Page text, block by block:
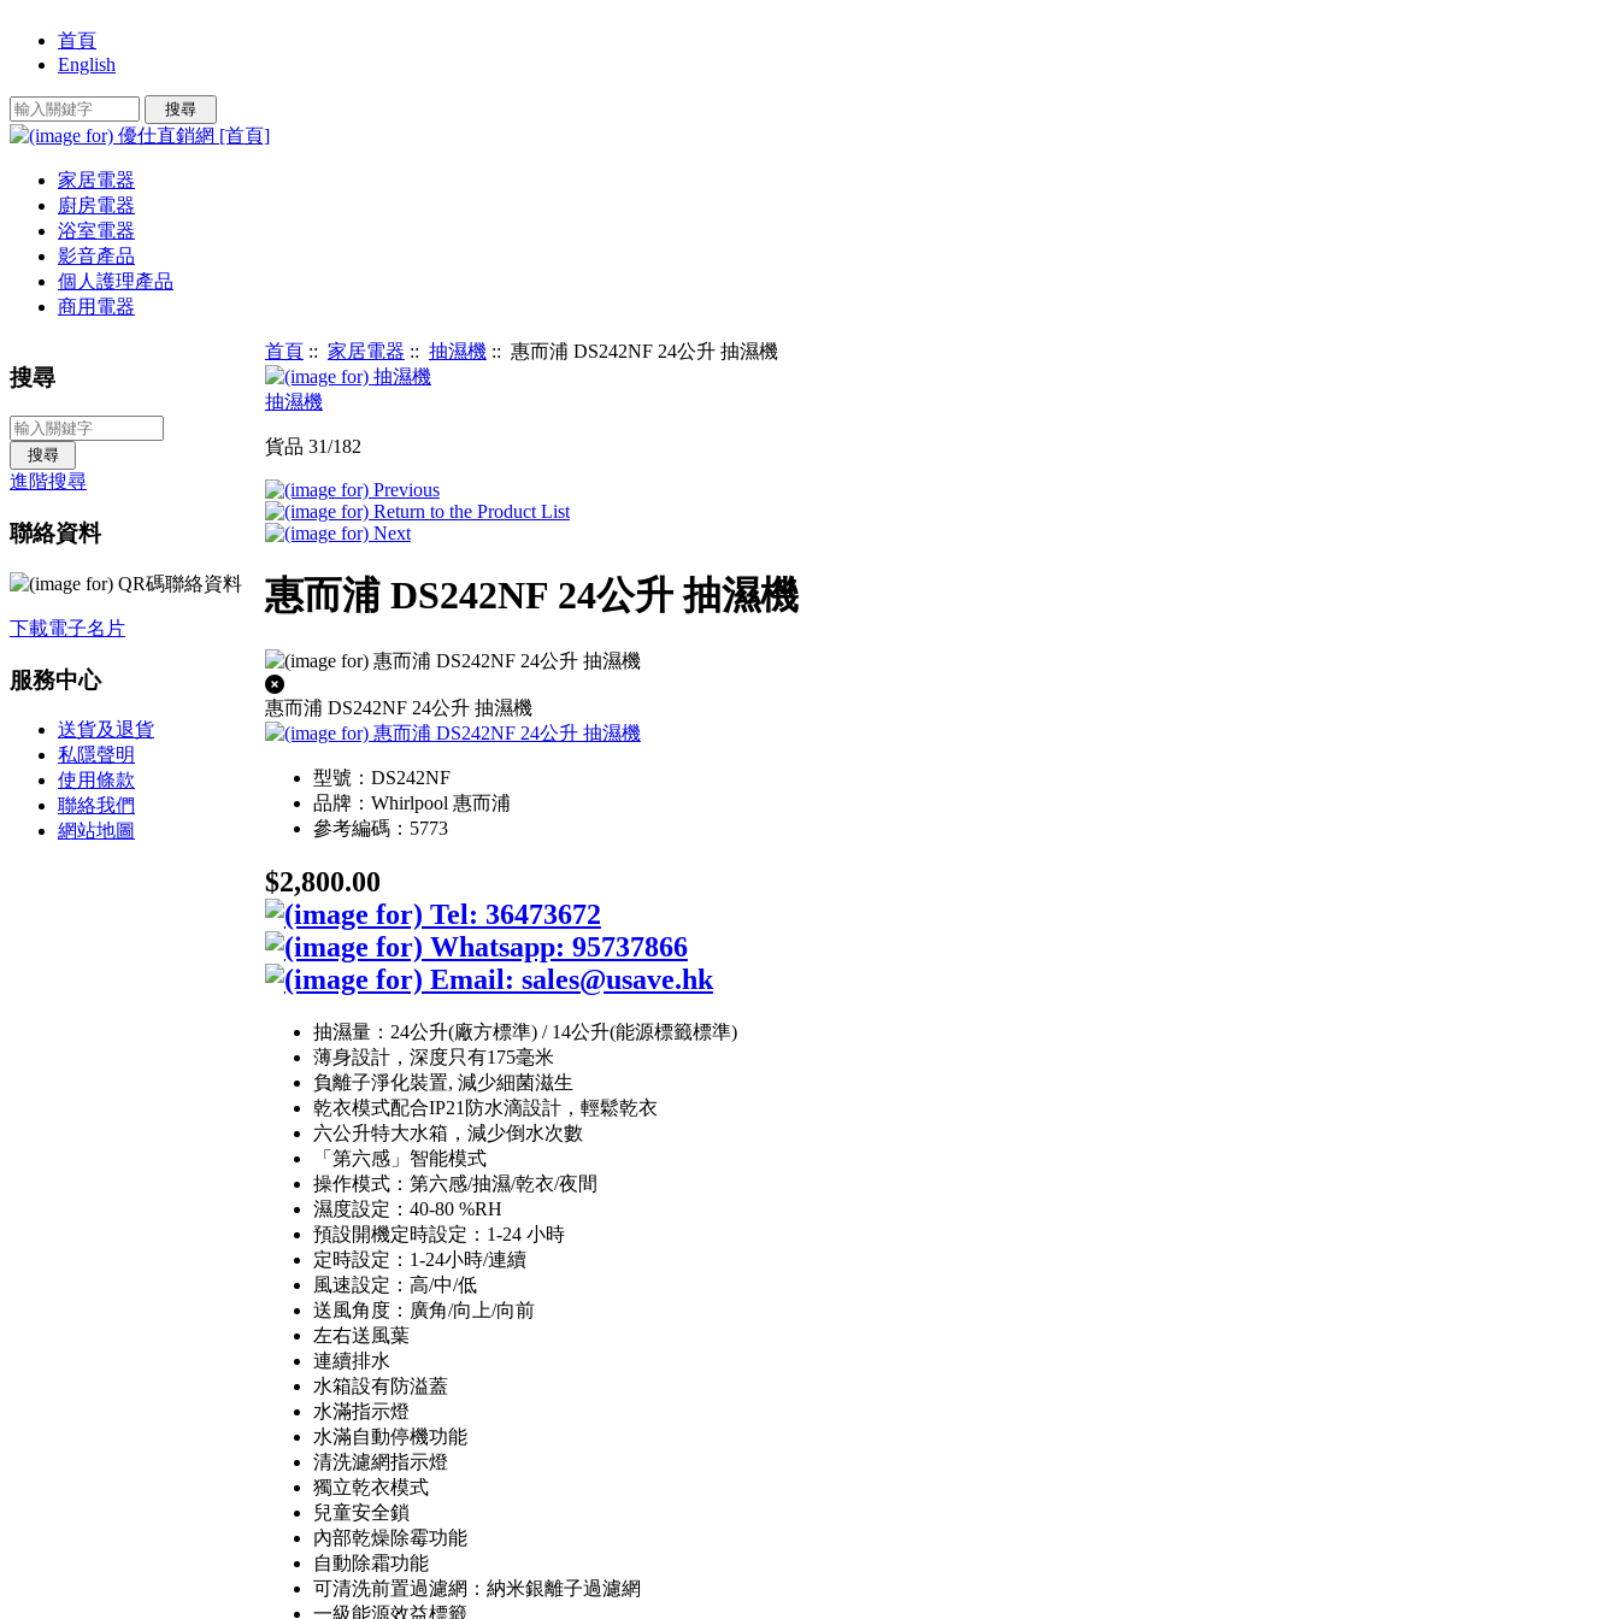
首頁
English
家居電器
廚房電器
浴室電器
影音產品
個人護理產品
商用電器
搜尋
進階搜尋
聯絡資料
下載電子名片
服務中心
送貨及退貨
私隱聲明
使用條款
聯絡我們
網站地圖
首頁:: 家居電器 :: 抽濕機:: 惠而浦 DS242NF 24公升 抽濕機
抽濕機
貨品 31/182
惠而浦 DS242NF 24公升 抽濕機
惠而浦 DS242NF 24公升 抽濕機
型號：DS242NF
品牌：Whirlpool 惠而浦
參考編碼：5773
$2,800.00
抽濕量：24公升(廠方標準) / 14公升(能源標籤標準)
薄身設計，深度只有175毫米
負離子淨化裝置, 減少細菌滋生
乾衣模式配合IP21防水滴設計，輕鬆乾衣
六公升特大水箱，減少倒水次數
「第六感」智能模式
操作模式：第六感/抽濕/乾衣/夜間
濕度設定：40-80 %RH
預設開機定時設定：1-24 小時
定時設定：1-24小時/連續
風速設定：高/中/低
送風角度：廣角/向上/向前
左右送風葉
連續排水
水箱設有防溢蓋
水滿指示燈
水滿自動停機功能
清洗濾網指示燈
獨立乾衣模式
兒童安全鎖
內部乾燥除霉功能
自動除霜功能
可清洗前置過濾網：納米銀離子過濾網
一級能源效益標籤